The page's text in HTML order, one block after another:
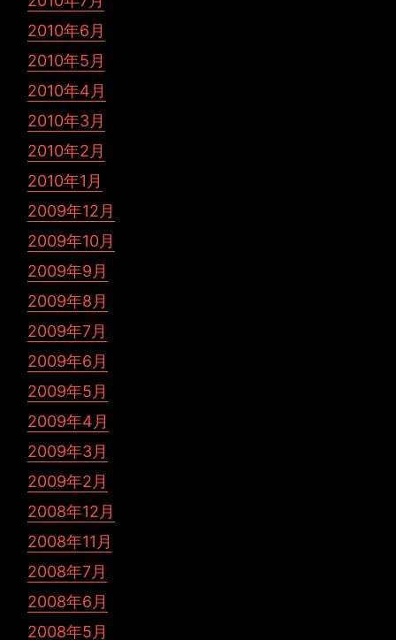
2010年6月
2010年5月
2010年4月
2010年3月
2010年2月
2010年1月
2009年12月
2009年10月
2009年9月
2009年8月
2009年7月
2009年6月
2009年5月
2009年4月
2009年3月
2009年2月
2008年12月
2008年11月
2008年7月
2008年6月
2008年5月